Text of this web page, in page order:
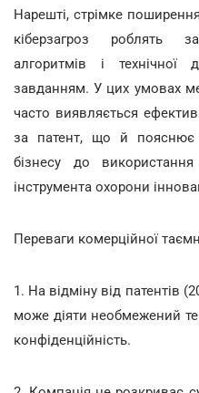
Нарешті, стрімке
кіберзагроз роблять
алгоритмів і технічної
завданням. У цих умовах
часто виявляється
за патент, що й пояснює
бізнесу до
інструмента охорони
Переваги комерційної
1. На відміну від патентів
може діяти необмежений
конфіденційність.